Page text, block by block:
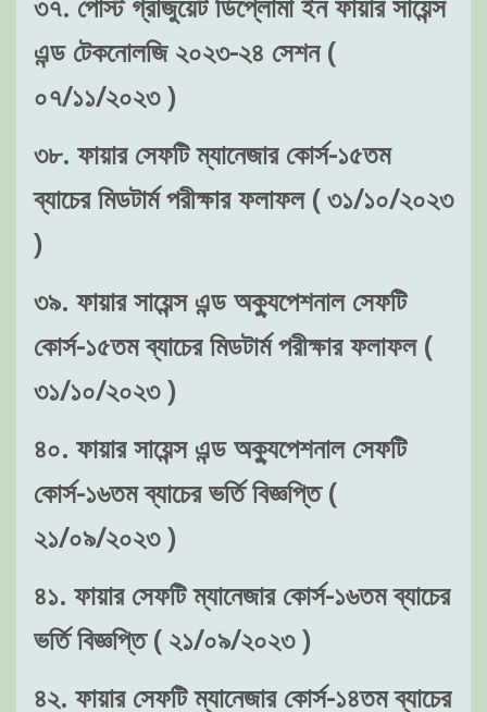
এন্ড টেকনোলজি ২০২৩-২৪ সেশন (
০৭/১১/২০২৩ )
৩৮. ফায়ার সেফটি ম্যানেজার কোর্স-১৫তম
ব্যাচের মিডটার্ম পরীক্ষার ফলাফল ( ৩১/১০/২০২৩
)
৩৯. ফায়ার সায়েন্স এন্ড অক্যুপেশনাল সেফটি
কোর্স-১৫তম ব্যাচের মিডটার্ম পরীক্ষার ফলাফল (
৩১/১০/২০২৩ )
৪০. ফায়ার সায়েন্স এন্ড অক্যুপেশনাল সেফটি
কোর্স-১৬তম ব্যাচের ভর্তি বিজ্ঞপ্তি (
২১/০৯/২০২৩ )
৪১. ফায়ার সেফটি ম্যানেজার কোর্স-১৬তম ব্যাচের
ভর্তি বিজ্ঞপ্তি ( ২১/০৯/২০২৩ )
৪২. ফায়ার সেফটি ম্যানেজার কোর্স-১৪তম ব্যাচের